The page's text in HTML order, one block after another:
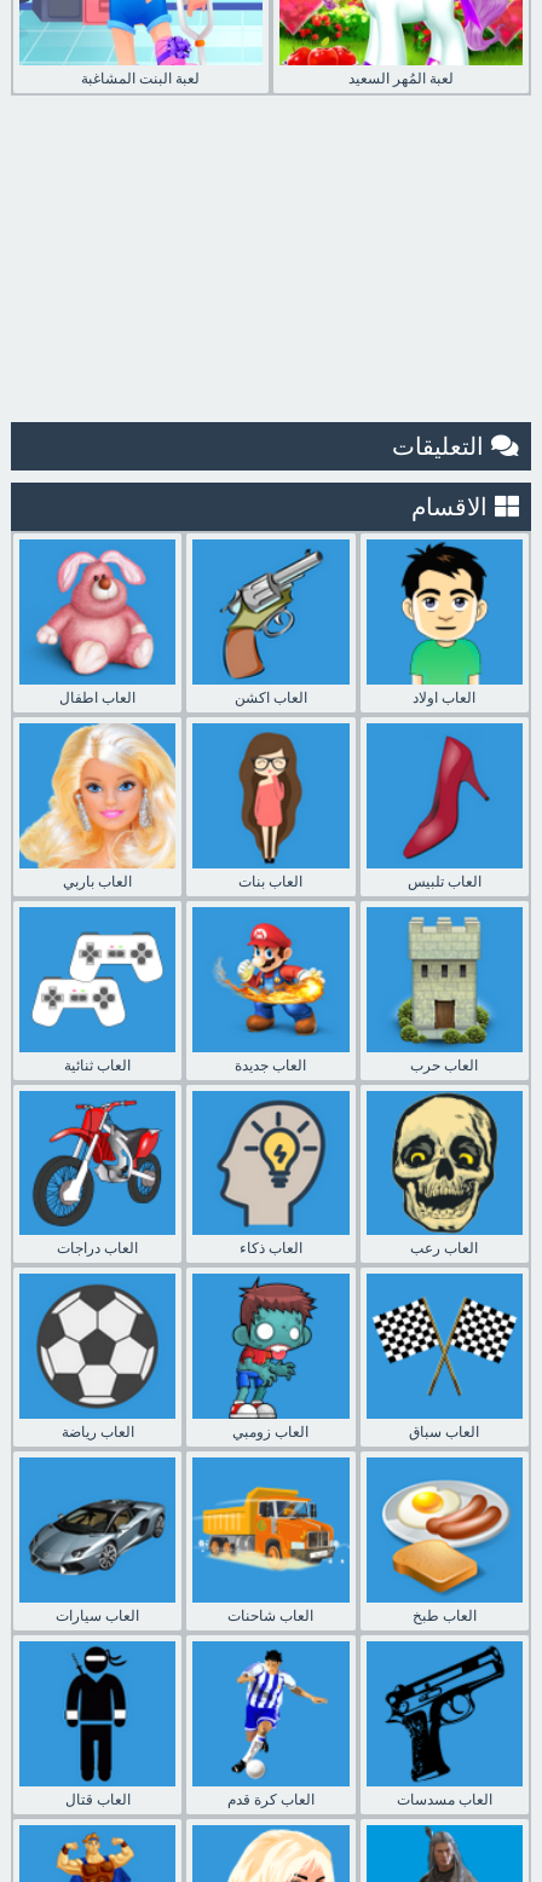
لعبة البنت المشاغبة لعبة المُهر السعيد
التعليقات
الاقسام
العاب اطفال العاب اكشن العاب اولاد
العاب باربي العاب بنات العاب تلبيس
العاب ثنائية العاب جديدة العاب حرب
العاب دراجات العاب ذكاء العاب رعب
العاب رياضة العاب زومبي العاب سباق
العاب سيارات العاب شاحنات العاب طبخ
العاب قتال العاب كرة قدم العاب مسدسات